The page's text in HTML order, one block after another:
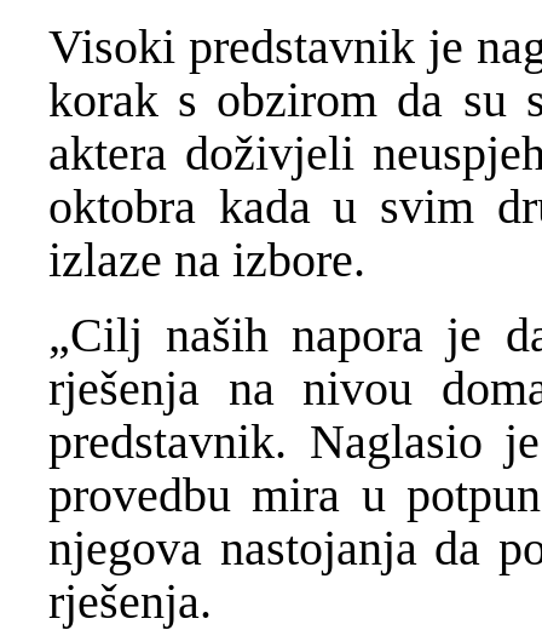
Visoki predstavnik je
korak s obzirom da su
aktera doživjeli
oktobra kada u svim
izlaze na izbore.
„Cilj naših napora je
rješenja na nivou
predstavnik. Naglasio
provedbu mira u
njegova nastojanja da
rješenja.